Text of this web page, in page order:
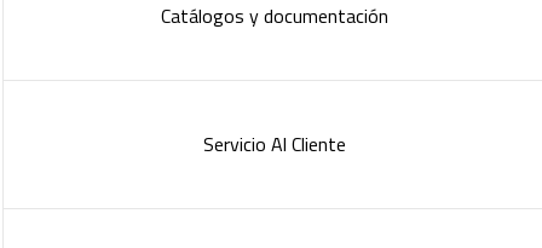
Catálogos y documentación
Servicio Al Cliente